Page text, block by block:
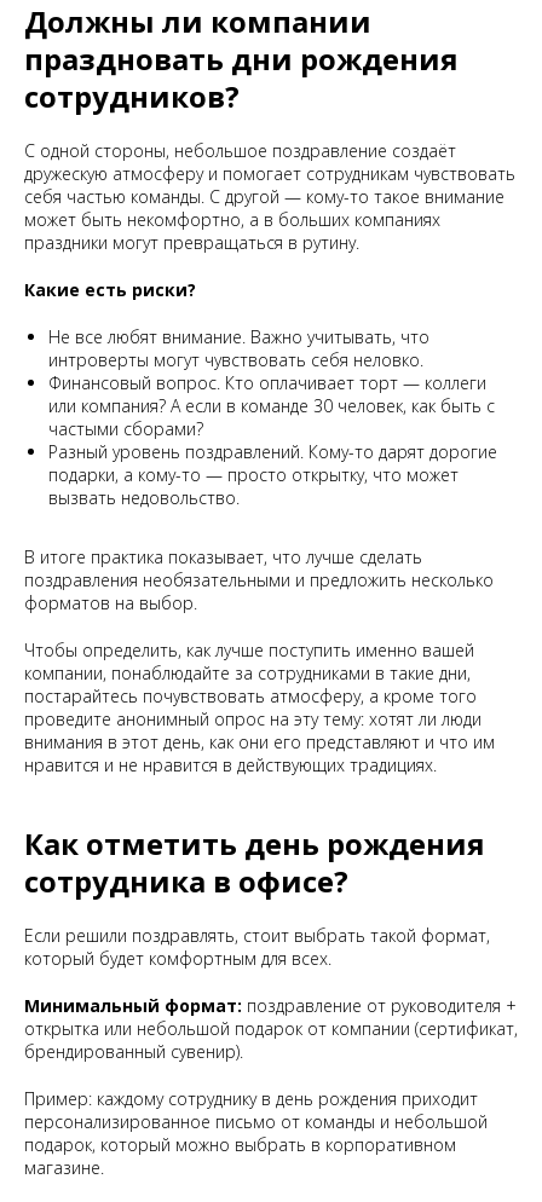
Должны ли компании
праздновать дни рождения
сотрудников?
С одной стороны, небольшое поздравление создаёт
дружескую атмосферу и помогает сотрудникам чувствовать
себя частью команды. С другой — кому-то такое внимание
может быть некомфортно, а в больших компаниях
праздники могут превращаться в рутину.
Какие есть риски?
Не все любят внимание. Важно учитывать, что
интроверты могут чувствовать себя неловко.
Финансовый вопрос. Кто оплачивает торт — коллеги
или компания? А если в команде 30 человек, как быть с
частыми сборами?
Разный уровень поздравлений. Кому-то дарят дорогие
подарки, а кому-то — просто открытку, что может
вызвать недовольство.
В итоге практика показывает, что лучше сделать
поздравления необязательными и предложить несколько
форматов на выбор.
Чтобы определить, как лучше поступить именно вашей
компании, понаблюдайте за сотрудниками в такие дни,
постарайтесь почувствовать атмосферу, а кроме того
проведите анонимный опрос на эту тему: хотят ли люди
внимания в этот день, как они его представляют и что им
нравится и не нравится в действующих традициях.
Как отметить день рождения
сотрудника в офисе?
Если решили поздравлять, стоит выбрать такой формат,
который будет комфортным для всех.
Минимальный формат: поздравление от руководителя +
открытка или небольшой подарок от компании (сертификат,
брендированный сувенир).
Пример: каждому сотруднику в день рождения приходит
персонализированное письмо от команды и небольшой
подарок, который можно выбрать в корпоративном
магазине.